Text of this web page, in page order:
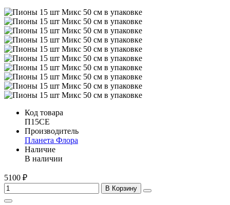
Код товара
П15СЕ
Производитель
Планета Флора
Наличие
В наличии
5100 ₽
В Корзину